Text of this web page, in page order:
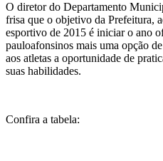
O diretor do Departamento
frisa que o objetivo da Prefeitura,
esportivo de 2015 é iniciar o ano
pauloafonsinos mais uma opção
aos atletas a oportunidade de
suas habilidades.
Confira a tabela: